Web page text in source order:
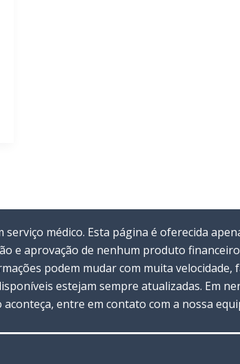
serviço médico. Esta página é oferecida
e aprovação de nenhum produto
podem mudar com muita velocidade,
estejam sempre atualizadas. Em
entre em contato com a nossa